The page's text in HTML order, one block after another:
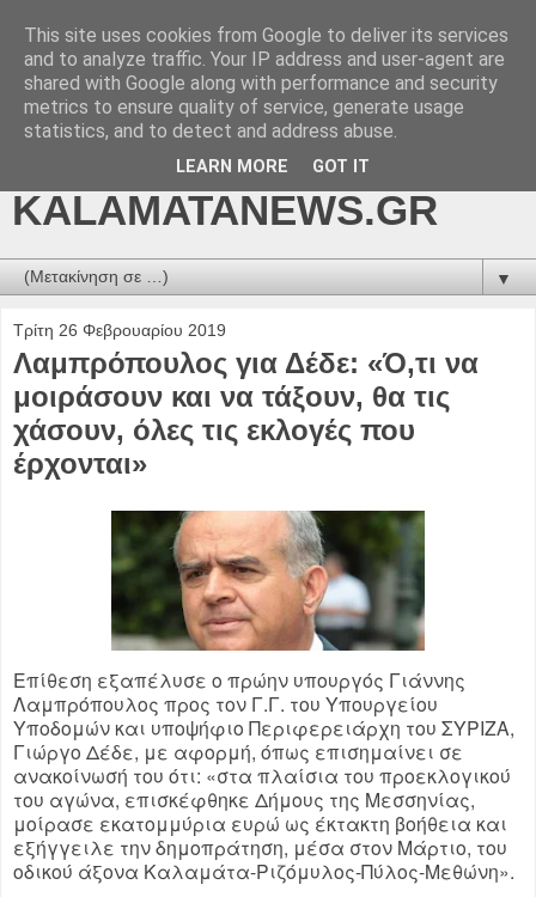
kalamatanews.gr -
ΜΕΣΣΗΝΙΑΚΑ ΝΕΑ
ONLINE-
KALAMATANEWS.GR
▼
Τρίτη 26 Φεβρουαρίου 2019
Λαμπρόπουλος για Δέδε: «Ό,τι να
μοιράσουν και να τάξουν, θα τις
χάσουν, όλες τις εκλογές που
έρχονται»
Επίθεση εξαπέλυσε ο πρώην υπουργός Γιάννης
Λαμπρόπουλος προς τον Γ.Γ. του Υπουργείου
Υποδομών και υποψήφιο Περιφερειάρχη του ΣΥΡΙΖΑ,
Γιώργο Δέδε, με αφορμή, όπως επισημαίνει σε
ανακοίνωσή του ότι: «στα πλαίσια του προεκλογικού
του αγώνα, επισκέφθηκε Δήμους της Μεσσηνίας,
μοίρασε εκατομμύρια ευρώ ως έκτακτη βοήθεια και
εξήγγειλε την δημοπράτηση, μέσα στον Μάρτιο, του
οδικού άξονα Καλαμάτα-Ριζόμυλος-Πύλος-Μεθώνη».
This site uses cookies from Google to deliver its services
and to analyze traffic. Your IP address and user-agent are
shared with Google along with performance and security
metrics to ensure quality of service, generate usage
statistics, and to detect and address abuse.
LEARN MORE GOT IT